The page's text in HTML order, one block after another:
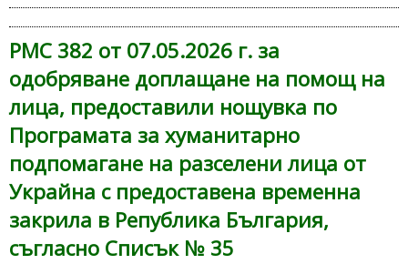
РМС 382 от 07.05.2026 г. за
одобряване доплащане на помощ на
лица, предоставили нощувка по
Програмата за хуманитарно
подпомагане на разселени лица от
Украйна с предоставена временна
закрила в Република България,
съгласно Списък № 35